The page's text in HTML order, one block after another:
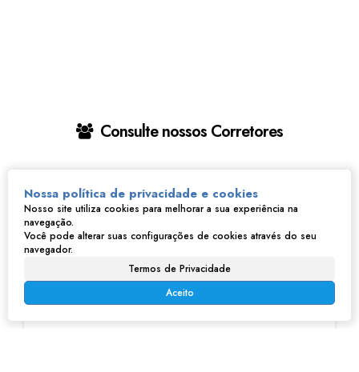
Nossa política de privacidade e cookies
Nosso site utiliza cookies para melhorar a sua experiência na
navegação.
Você pode alterar suas configurações de cookies através do seu
navegador.
Termos de Privacidade
Aceito
Consulte nossos Corretores